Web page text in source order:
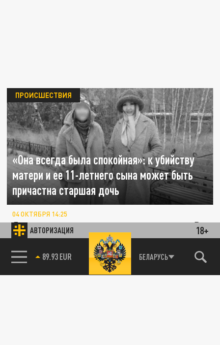
АВТОРИЗАЦИЯ 18+
85.64 BRENT БЕЛАРУСЬ
«Она всегда была спокойная»: к убийству
матери и ее 11-летнего сына может быть
причастна старшая дочь
ПРОИСШЕСТВИЯ
04 ОКТЯБРЯ 14:25
Якутск до сих пор не оправился от шока. В
маленьком северном городе, где все друг
друга знают, никто не может...